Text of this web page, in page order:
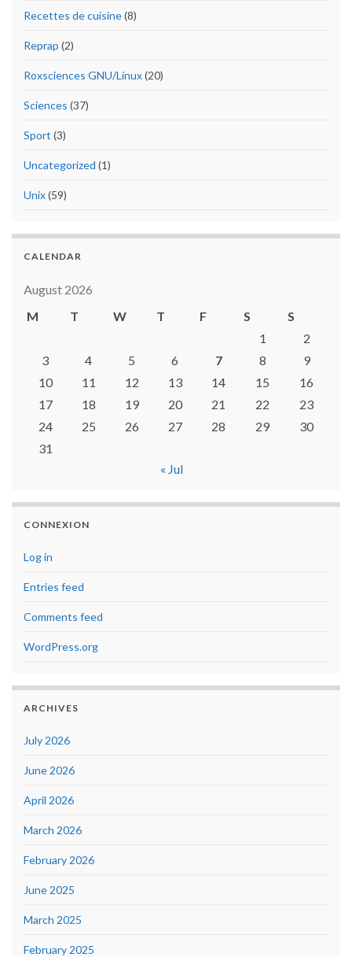
Recettes de cuisine(8)
Reprap (2)
Roxsciences GNU/Linux(20)
Sciences (37)
Sport (3)
Uncategorized (1)
Unix(59)
CALENDAR
August 2026
M
T W T F S
S
1
2
3
4 5 6 7 8
9
10
11 12 13 14 15
16
17
18 19 20 21 22
23
24
25 26 27 28 29
30
31
« Jul
CONNEXION
Log in
Entries feed
Comments feed
WordPress.org
ARCHIVES
July 2026
June 2026
April 2026
March 2026
February 2026
June 2025
March 2025
February 2025